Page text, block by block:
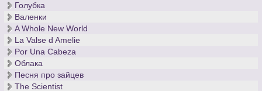
Голубка
Валенки
A Whole New World
La Valse d Amelie
Por Una Cabeza
Облака
Песня про зайцев
The Scientist